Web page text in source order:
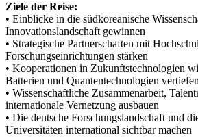
Ziele der Reise:
• Einblicke in die südkoreanische
Innovationslandschaft gewinnen
• Strategische Partnerschaften mit
Forschungseinrichtungen stärken
• Kooperationen in Zukunftstechnologien
Batterien und Quantentechnologien vertiefen
• Wissenschaftliche Zusammenarbeit,
internationale Vernetzung ausbauen
• Die deutsche Forschungslandschaft und
Universitäten international sichtbar machen